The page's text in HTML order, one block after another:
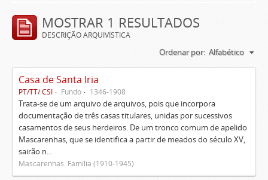
MOSTRAR 1 RESULTADOS
DESCRIÇÃO ARQUIVÍSTICA
Ordenar por: Alfabético
Casa de Santa Iria
PT/TT/ CSI Fundo 1346-1908
Trata-se de um arquivo de arquivos, pois que incorpora
documentação de três casas titulares, unidas por sucessivos
casamentos de seus herdeiros. De um tronco comum de apelido
Mascarenhas, que se identifica a partir de meados do século XV,
sairão n...
Mascarenhas. Família (1910-1945)